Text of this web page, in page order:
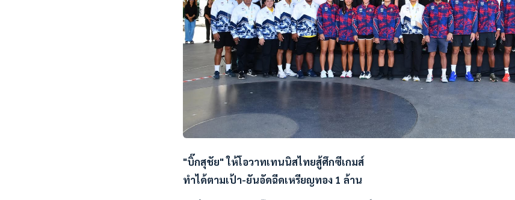
"บิ๊กสุชัย" ให้โอวาทเทนนิสไทยสู้ศึกซีเกมส์
ทำได้ตามเป้า-ยันอัดฉีดเหรียญทอง 1 ล้าน